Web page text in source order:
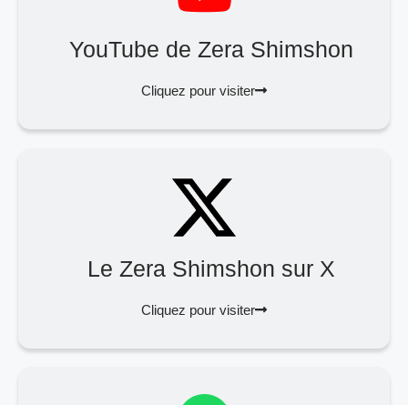
YouTube de Zera Shimshon
Cliquez pour visiter
Le Zera Shimshon sur X
Cliquez pour visiter